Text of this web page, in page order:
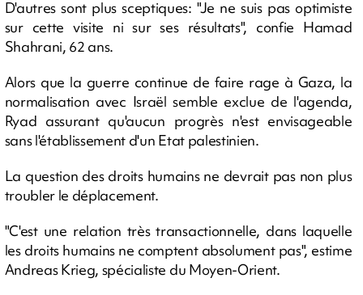
D'autres sont plus sceptiques: "Je ne suis pas optimiste
sur cette visite ni sur ses résultats", confie Hamad
Shahrani, 62 ans.
Alors que la guerre continue de faire rage à Gaza, la
normalisation avec Israël semble exclue de l'agenda,
Ryad assurant qu'aucun progrès n'est envisageable
sans l'établissement d'un Etat palestinien.
La question des droits humains ne devrait pas non plus
troubler le déplacement.
"C'est une relation très transactionnelle, dans laquelle
les droits humains ne comptent absolument pas", estime
Andreas Krieg, spécialiste du Moyen-Orient.